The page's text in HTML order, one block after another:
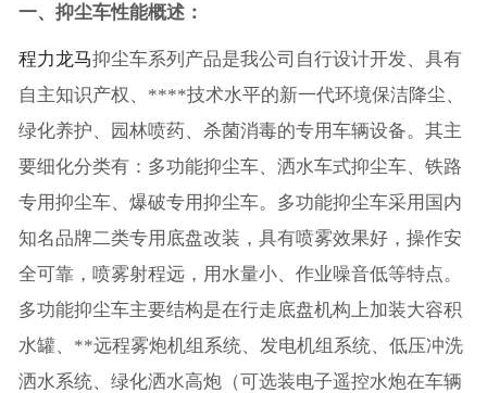
一、抑尘车性能概述：
程力龙马抑尘车系列产品是我公司自行设计开发、具有
自主知识产权、****技术水平的新一代环境保洁降尘、
绿化养护、园林喷药、杀菌消毒的专用车辆设备。其主
要细化分类有：多功能抑尘车、洒水车式抑尘车、铁路
专用抑尘车、爆破专用抑尘车。多功能抑尘车采用国内
知名品牌二类专用底盘改装，具有喷雾效果好，操作安
全可靠，喷雾射程远，用水量小、作业噪音低等特点。
多功能抑尘车主要结构是在行走底盘机构上加装大容积
水罐、**远程雾炮机组系统、发电机组系统、低压冲洗
洒水系统、绿化洒水高炮（可选装电子遥控水炮在车辆